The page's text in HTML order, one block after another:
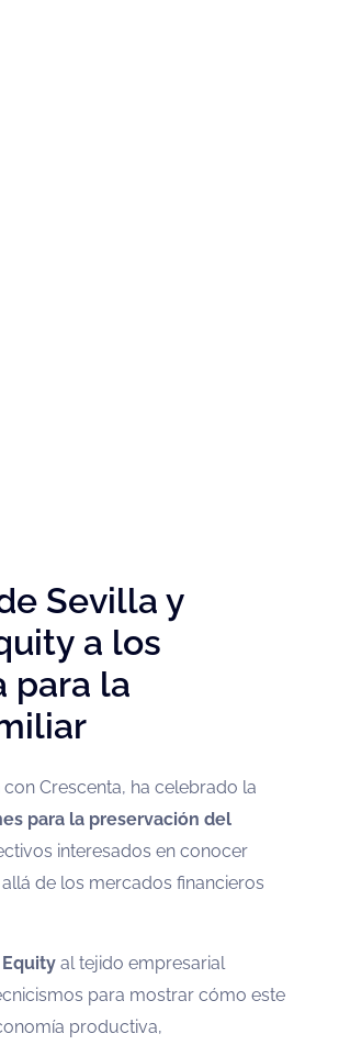
Sevilla y
a los
para la
con Crescenta, ha celebrado la
para la preservación del
interesados en conocer
de los mercados financieros
al tejido empresarial
para mostrar cómo este
productiva,